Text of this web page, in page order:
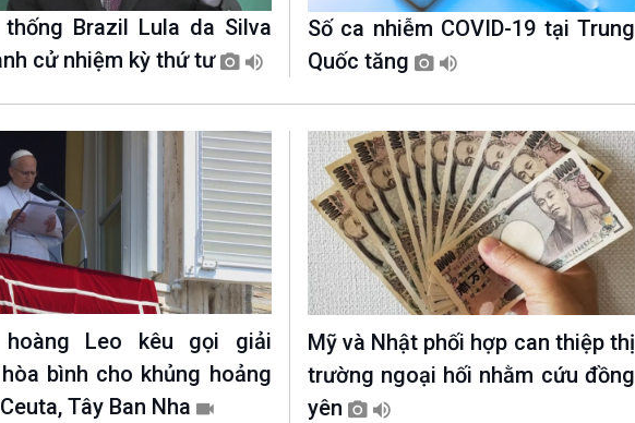
thống Brazil Lula da Silva
cử nhiệm kỳ thứ tư
Số ca nhiễm COVID-19 tại Trung
Quốc tăng
hoàng Leo kêu gọi giải
bình cho khủng hoảng
Tây Ban Nha
Mỹ và Nhật phối hợp can thiệp thị
trường ngoại hối nhằm cứu đồng
yên